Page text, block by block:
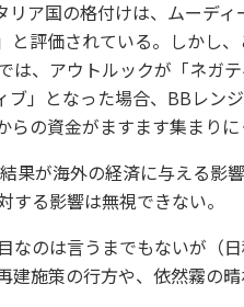
リア国の格付けは、ムーデ
と評価されている。しかし
は、アウトルックが「ネガ
」となった場合、BBレン
の資金がますます集まりに
果が海外の経済に与える影
る影響は無視できない。
なのは言うまでもないが（
建施策の行方や、依然霧の